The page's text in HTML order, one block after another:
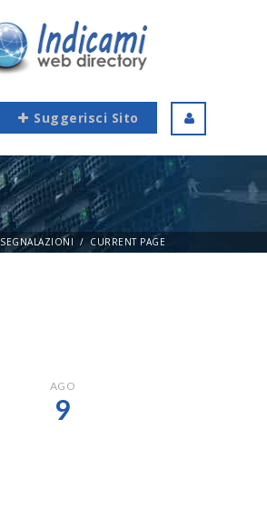
Suggerisci Sito
SEGNALAZIONI CURRENT PAGE
AGO
9